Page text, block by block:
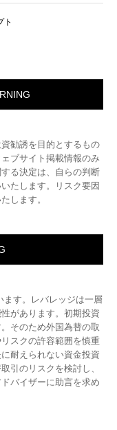
ト
勧誘を目的とするもの
ブサイト掲載情報のみ
る決定は、自らの判断
たします。リスク要因
します。
ます。レバレッジは一層
があります。初期投資
そのため外国為替の取
スクの許容範囲を慎重
耐えられない資金投資
引のリスクを検討し、
バイザーに助言を求め